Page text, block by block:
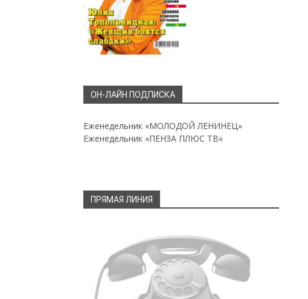
ОН-ЛАЙН ПОДПИСКА
Еженедельник «МОЛОДОЙ ЛЕНИНЕЦ»
Еженедельник «ПЕНЗА ПЛЮС ТВ»
ПРЯМАЯ ЛИНИЯ